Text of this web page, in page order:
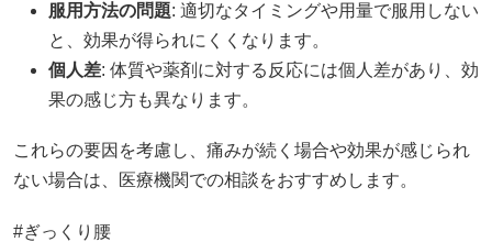
服用方法の問題: 適切なタイミングや用量で服用しない
と、効果が得られにくくなります。​
個人差: 体質や薬剤に対する反応には個人差があり、効
果の感じ方も異なります。​
これらの要因を考慮し、痛みが続く場合や効果が感じられ
ない場合は、医療機関での相談をおすすめします。​
#ぎっくり腰